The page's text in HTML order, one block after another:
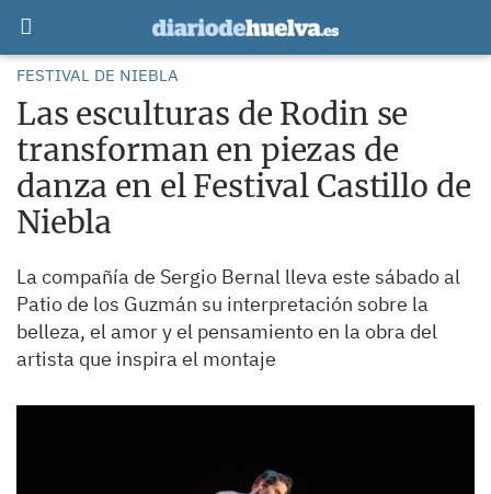
FESTIVAL DE NIEBLA
Las esculturas de Rodin se
transforman en piezas de
danza en el Festival Castillo de
Niebla
La compañía de Sergio Bernal lleva este sábado al
Patio de los Guzmán su interpretación sobre la
belleza, el amor y el pensamiento en la obra del
artista que inspira el montaje